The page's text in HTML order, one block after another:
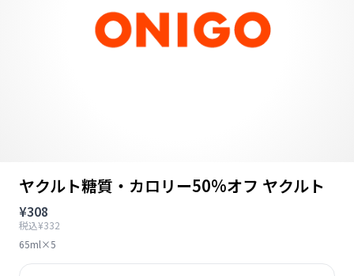
ヤクルト糖質・カロリー50%オフ ヤクルト
¥308
税込¥332
65ml×5